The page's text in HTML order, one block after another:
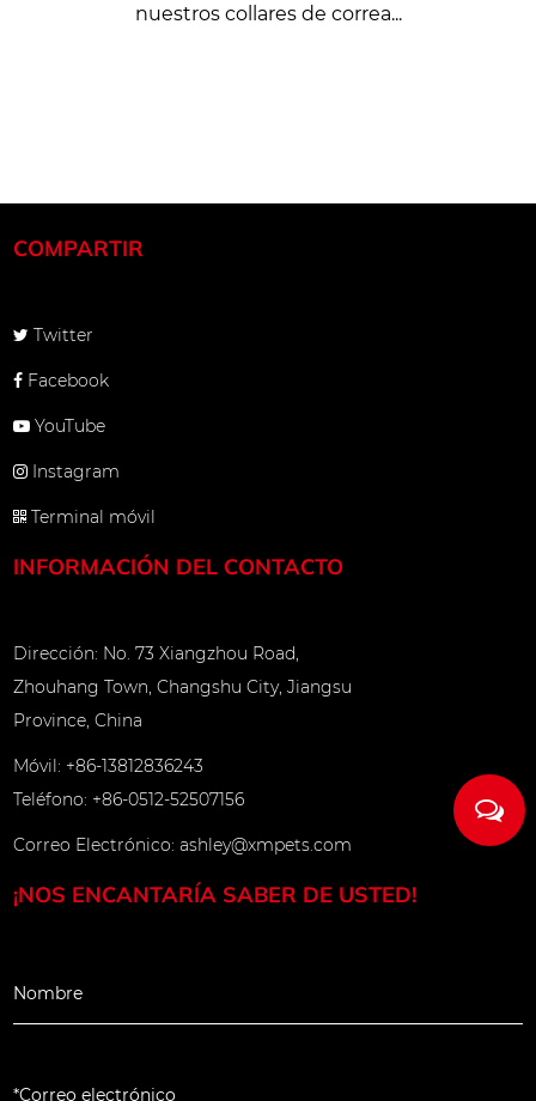
nuestros collares de correa...
COMPARTIR
Twitter
Facebook
YouTube
Instagram
Terminal móvil
INFORMACIÓN DEL CONTACTO
Dirección: No. 73 Xiangzhou Road,
Zhouhang Town, Changshu City, Jiangsu
Province, China
Móvil: +86-13812836243
Teléfono: +86-0512-52507156
Correo Electrónico:ashley@xmpets.com
¡NOS ENCANTARÍA SABER DE USTED!